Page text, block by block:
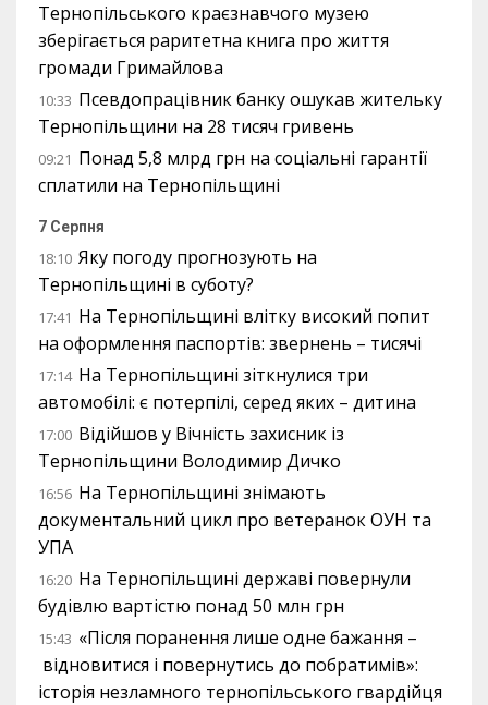
Тернопільського краєзнавчого музею
зберігається раритетна книга про життя
громади Гримайлова
10:33 Псевдопрацівник банку ошукав жительку
Тернопільщини на 28 тисяч гривень
09:21 Понад 5,8 млрд грн на соціальні гарантії
сплатили на Тернопільщині
7 Серпня
18:10 Яку погоду прогнозують на
Тернопільщині в суботу?
17:41 На Тернопільщині влітку високий попит
на оформлення паспортів: звернень – тисячі
17:14 На Тернопільщині зіткнулися три
автомобілі: є потерпілі, серед яких – дитина
17:00 Відійшов у Вічність захисник із
Тернопільщини Володимир Дичко
16:56 На Тернопільщині знімають
документальний цикл про ветеранок ОУН та
УПА
16:20 На Тернопільщині державі повернули
будівлю вартістю понад 50 млн грн
15:43 «Після поранення лише одне бажання –
відновитися і повернутись до побратимів»:
історія незламного тернопільського гвардійця